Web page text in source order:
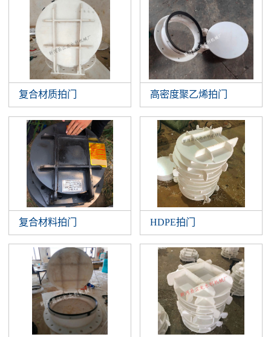
复合材质拍门 高密度聚乙烯拍门
复合材料拍门 HDPE拍门